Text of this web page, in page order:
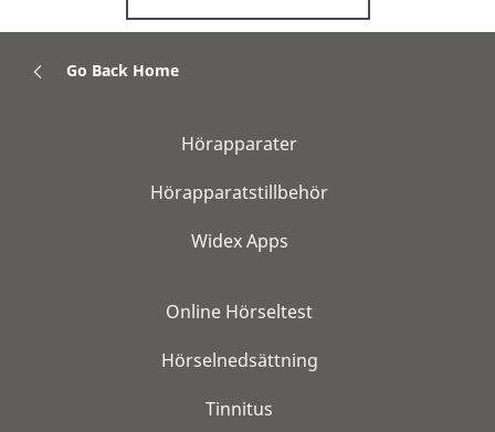
Go Back Home
Hörapparater
Hörapparatstillbehör
Widex Apps
Online Hörseltest
Hörselnedsättning
Tinnitus